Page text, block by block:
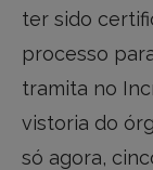
ter sido
processo
tramita no
vistoria do
só agora,